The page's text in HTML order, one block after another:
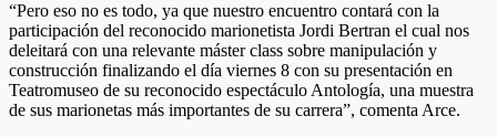
“Pero eso no es todo, ya que nuestro encuentro contará con la
participación del reconocido marionetista Jordi Bertran el cual nos
deleitará con una relevante máster class sobre manipulación y
construcción finalizando el día viernes 8 con su presentación en
Teatromuseo de su reconocido espectáculo Antología, una muestra
de sus marionetas más importantes de su carrera”, comenta Arce.